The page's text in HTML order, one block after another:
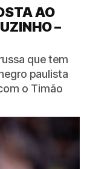
AO
–
que tem
paulista
o Timão